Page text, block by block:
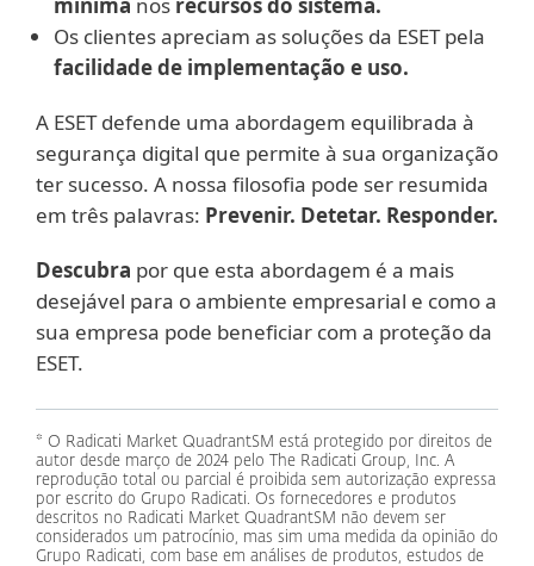
Os clientes apreciam as soluções da ESET pela
facilidade de implementação e uso.
A ESET defende uma abordagem equilibrada à
segurança digital que permite à sua organização
ter sucesso. A nossa filosofia pode ser resumida
em três palavras: Prevenir. Detetar. Responder.
Descubra por que esta abordagem é a mais
desejável para o ambiente empresarial e como a
sua empresa pode beneficiar com a proteção da
ESET.
* O Radicati Market QuadrantSM está protegido por direitos de
autor desde março de 2024 pelo The Radicati Group, Inc. A
reprodução total ou parcial é proibida sem autorização expressa
por escrito do Grupo Radicati. Os fornecedores e produtos
descritos no Radicati Market QuadrantSM não devem ser
considerados um patrocínio, mas sim uma medida da opinião do
Grupo Radicati, com base em análises de produtos, estudos de